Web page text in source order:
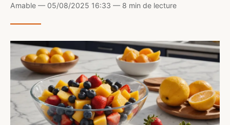
Amable — 05/08/2025 16:33 — 8 min de lecture